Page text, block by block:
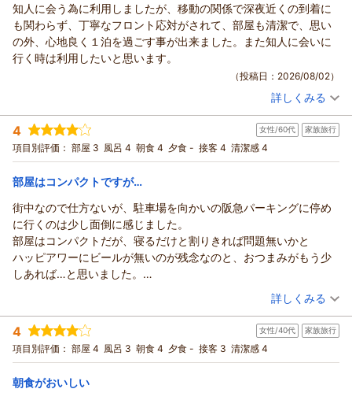
ご投稿者様
この度はご宿泊いただき、誠にありがとうございました。
サウナの温度がお客様に合い、心地よく汗を流していただけた
とのこと、大変嬉しく拝読いたしました。
また、お部屋の広さについてもご満足いただけたようで、お荷
物を置いてもゆったりとお過ごしいただけた様子が伺え、安心
いたしました。
これからも、お客様に快適なひとときを提供できるよう努めて
まいります。
またのお越しを、スタッフ一同心よりお待ち申し上げておりま
す。
フロント 鷲北
（返信日：2026/08/07）
知人に会う為に利用しましたが、移動の関係で深夜近くの到着に
も関わらず、丁寧なフロント応対がされて、部屋も清潔で、思い
の外、心地良く１泊を過ごす事が出来ました。また知人に会いに
行く時は利用したいと思います。
（投稿日：2026/08/02）
投稿者： ＪＫＤさん(男性/60代)
宿泊プラン： 【じゃらんスペシャルウィーク】是非ご試泊を！大浴場＆サウ
ナも有☆素泊まり
和洋室 食事なし
宿泊価格帯： 7,001～8,000円(大人一人あたり/税込)
ご投稿者様
この度は当ホテルをご利用いただき、誠にありがとうございま
す。
ご移動の影響で深夜のご到着となりましたが、フロントでの応
対や
お部屋の清潔さにご満足いただけたとのこと、大変嬉しく拝読
いたしました。
長旅のお疲れを少しでも癒していただけたのであれば、私共に
とっても幸いでございます。
「思いの外、心地良く過ごせた」という温かいお言葉は、スタ
ッフにとって何よりの励みとなります。
詳しくみる
4 女性/60代 家族旅行
項目別評価： 部屋 3 風呂 4 朝食 4 夕食 - 接客 4 清潔感 4
部屋はコンパクトですが…
街中なので仕方ないが、駐車場を向かいの阪急パーキングに停め
に行くのは少し面倒に感じました。
部屋はコンパクトだが、寝るだけと割りきれば問題無いかと
ハッピアワーにビールが無いのが残念なのと、おつまみがもう少
しあれば…と思いました。
朝ごはんに大阪らしさは無かったが、朝から海鮮丼が食べられた
洗面所(トイレと一緒)にゴミ箱が無かったのが不便に感じました。
アメニティは豊富に有りました。
（投稿日：2026/07/26）
宿泊時期： 2026年07月宿泊 (家族旅行)
投稿者： まみさんさん
宿泊プラン： 【じゃらんスペシャルウィーク】＼JR高槻駅より徒歩3分／★
朝食付き
ダブル 朝のみ
宿泊価格帯： 10,001～11,000円(大人一人あたり/税込)
詳しくみる
4 女性/40代 家族旅行
項目別評価： 部屋 4 風呂 3 朝食 4 夕食 - 接客 3 清潔感 4
朝食がおいしい